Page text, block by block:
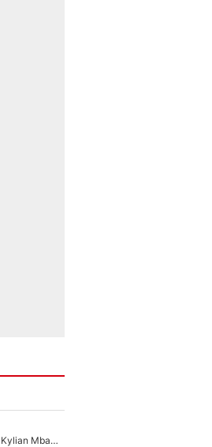
Loin du Real Madrid et du PSG, les inséparables Kylian Mbappé et Achraf Hakimi changent d'équipe le temps d'une journée !